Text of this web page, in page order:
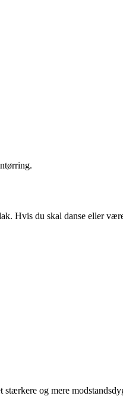
Hvis du skal danse eller
og mere